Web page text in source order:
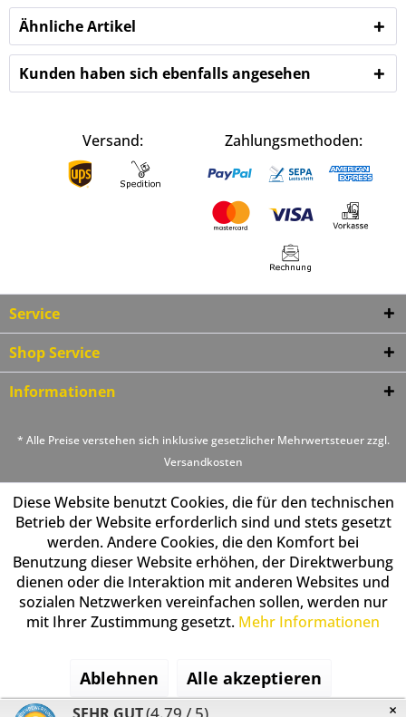
Ähnliche Artikel
Kunden haben sich ebenfalls angesehen
Versand: Zahlungsmethoden:
Service
Shop Service
Informationen
* Alle Preise verstehen sich inklusive gesetzlicher Mehrwertsteuer zzgl.
Versandkosten
Diese Website benutzt Cookies, die für den technischen
Betrieb der Website erforderlich sind und stets gesetzt
werden. Andere Cookies, die den Komfort bei
Benutzung dieser Website erhöhen, der Direktwerbung
dienen oder die Interaktion mit anderen Websites und
sozialen Netzwerken vereinfachen sollen, werden nur
mit Ihrer Zustimmung gesetzt. Mehr Informationen
Ablehnen Alle akzeptieren
×